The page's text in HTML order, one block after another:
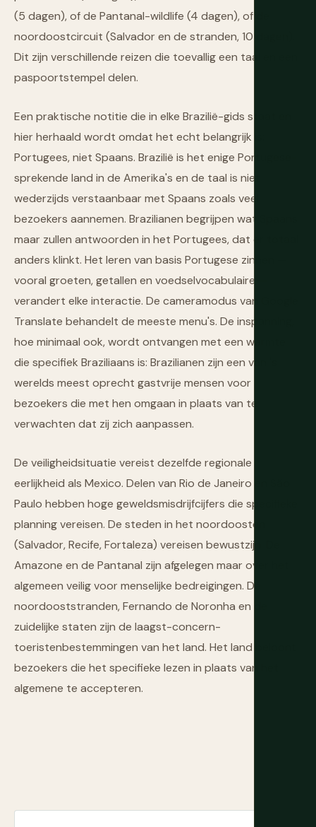
(5 dagen), of de Pantanal-wildlife (4 dagen), of de
noordoostcircuit (Salvador en de stranden, 10 dagen).
Dit zijn verschillende reizen die toevallig een taal en een
paspoortstempel delen.
Een praktische notitie die in elke Brazilië-gids staat en
hier herhaald wordt omdat het echt belangrijk is:
Portugees, niet Spaans. Brazilië is het enige Portugese-
sprekende land in de Amerika's en de taal is niet
wederzijds verstaanbaar met Spaans zoals veel
bezoekers aannemen. Brazilianen begrijpen wat Spaans
maar zullen antwoorden in het Portugees, dat er totaal
anders klinkt. Het leren van basis Portugese zinnen —
vooral groeten, getallen en voedselvocabulaire —
verandert elke interactie. De cameramodus van Google
Translate behandelt de meeste menu's. De inspanning,
hoe minimaal ook, wordt ontvangen met een warmte
die specifiek Braziliaans is: Brazilianen zijn een van 's
werelds meest oprecht gastvrije mensen voor
bezoekers die met hen omgaan in plaats van te
verwachten dat zij zich aanpassen.
De veiligheidsituatie vereist dezelfde regionale
eerlijkheid als Mexico. Delen van Rio de Janeiro en São
Paulo hebben hoge geweldsmisdrijfcijfers die specifieke
planning vereisen. De steden in het noordoosten
(Salvador, Recife, Fortaleza) vereisen bewustzijn. De
Amazone en de Pantanal zijn afgelegen maar over het
algemeen veilig voor menselijke bedreigingen. De
noordooststranden, Fernando de Noronha en de
zuidelijke staten zijn de laagst-concern-
toeristenbestemmingen van het land. Het land beloont
bezoekers die het specifieke lezen in plaats van het
algemene te accepteren.